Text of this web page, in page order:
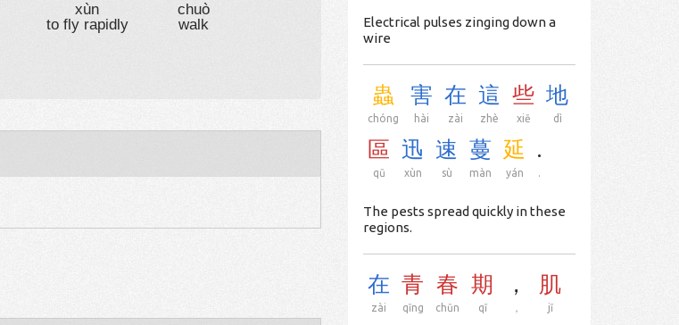
xùn
to fly rapidly
chuò
walk
Electrical pulses zinging down a
wire
蟲
chóng
害
hài
在
zài
這
zhè
些
xiē
地
dì
區
qū
迅
xùn
速
sù
蔓
màn
延
yán
.
.
The pests spread quickly in these
regions.
在
zài
青
qīng
春
chūn
期
qī
，
，
肌
jī